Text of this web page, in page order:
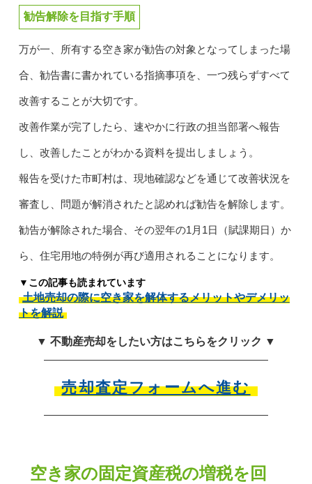
勧告解除を目指す手順
万が一、所有する空き家が勧告の対象となってしまった場
合、勧告書に書かれている指摘事項を、一つ残らずすべて
改善することが大切です。
改善作業が完了したら、速やかに行政の担当部署へ報告
し、改善したことがわかる資料を提出しましょう。
報告を受けた市町村は、現地確認などを通じて改善状況を
審査し、問題が解消されたと認めれば勧告を解除します。
勧告が解除された場合、その翌年の1月1日（賦課期日）か
ら、住宅用地の特例が再び適用されることになります。
▼この記事も読まれています
土地売却の際に空き家を解体するメリットやデメリッ
トを解説
▼ 不動産売却をしたい方はこちらをクリック ▼
売却査定フォームへ進む
空き家の固定資産税の増税を回